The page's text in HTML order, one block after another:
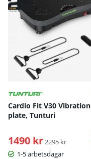
Cardio Fit V30 Vibration
plate, Tunturi
1490 kr Ordinarie pris:
2295 kr
1-5 arbetsdagar